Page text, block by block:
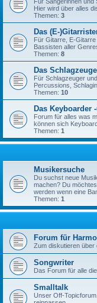
Hier wird über alles
Themen: 3
Das (E-
Für Gitarre, E-
Bassisten aller
Themen: 8
Das
Für Schlagzeuger
Percussions,
Themen: 10
Das Keyboarder
Forum für alles was
können sich
Themen: 1
Musikersuche
Du suchst neue
machen? Du
werden wenn eine
Themen: 1
Forum für
Zum diskutieren über
Songwriter
Das Forum für alle
Smalltalk
Unser Off-